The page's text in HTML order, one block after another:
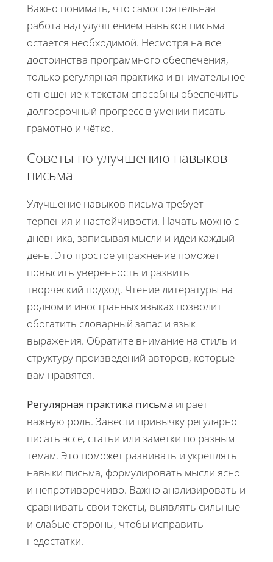
Важно понимать, что самостоятельная
работа над улучшением навыков письма
остаётся необходимой. Несмотря на все
достоинства программного обеспечения,
только регулярная практика и внимательное
отношение к текстам способны обеспечить
долгосрочный прогресс в умении писать
грамотно и чётко.
Советы по улучшению навыков
письма
Улучшение навыков письма требует
терпения и настойчивости. Начать можно с
дневника, записывая мысли и идеи каждый
день. Это простое упражнение поможет
повысить уверенность и развить
творческий подход. Чтение литературы на
родном и иностранных языках позволит
обогатить словарный запас и язык
выражения. Обратите внимание на стиль и
структуру произведений авторов, которые
вам нравятся.
Регулярная практика письма играет
важную роль. Завести привычку регулярно
писать эссе, статьи или заметки по разным
темам. Это поможет развивать и укреплять
навыки письма, формулировать мысли ясно
и непротиворечиво. Важно анализировать и
сравнивать свои тексты, выявлять сильные
и слабые стороны, чтобы исправить
недостатки.